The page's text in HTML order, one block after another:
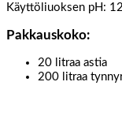
Käyttöliuoksen pH: 12
Pakkauskoko:
20 litraa astia
200 litraa